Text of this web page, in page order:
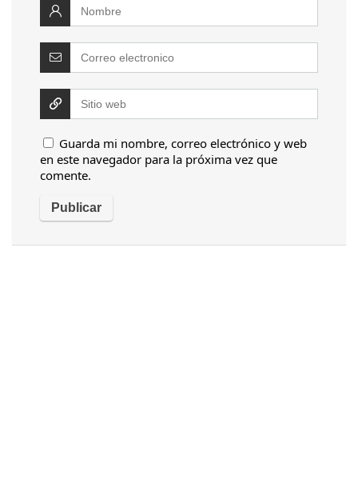
Guarda mi nombre, correo electrónico y web
en este navegador para la próxima vez que
comente.